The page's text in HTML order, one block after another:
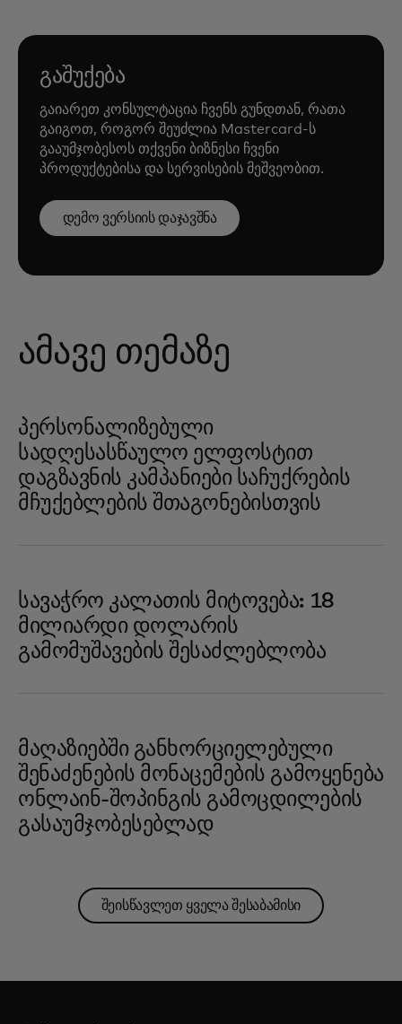
გაშუქება
გაიარეთ კონსულტაცია ჩვენს გუნდთან, რათა
გაიგოთ, როგორ შეუძლია Mastercard-ს
გააუმჯობესოს თქვენი ბიზნესი ჩვენი
პროდუქტებისა და სერვისების მეშვეობით.
დემო ვერსიის დაჯავშნა
ამავე თემაზე
პერსონალიზებული
სადღესასწაულო ელფოსტით
დაგზავნის კამპანიები საჩუქრების
მჩუქებლების შთაგონებისთვის
სავაჭრო კალათის მიტოვება: 18
მილიარდი დოლარის
გამომუშავების შესაძლებლობა
მაღაზიებში განხორციელებული
შენაძენების მონაცემების გამოყენება
ონლაინ-შოპინგის გამოცდილების
გასაუმჯობესებლად
შეისწავლეთ ყველა შესაბამისი